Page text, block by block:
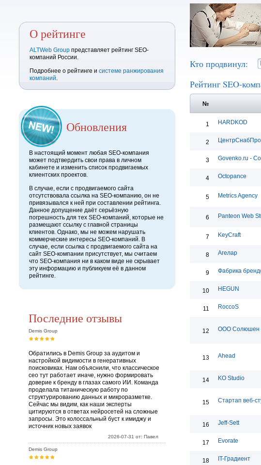
О рейтинге
ALTWeb Group представляет рейтинг SEO-
компаний России.
Подробнее о рейтинге и системе ранжирования
компаний.
Обновления
В настоящий момент любая SEO-компания
может подтвердить свои права в личном
кабинете и изменить список продвигаемых
клиентских проектов.
В случае, если с продвигаемого сайта
отсутствовала ссылка на SEO-компанию, он не
привязывался к ней при составлении рейтинга.
Данное допущение даёт серьёзную
погрешность для тех SEO-компаний, которые не
размещают ссылку с главной страницы
клиентов. Однако, мы не можем нарушать
коммерческие интересы SEO-компаний. В
случае, если ссылка с продвигаемого сайта на
сайт SEO-компании присутствует, мы считаем
что SEO-компания ни в каком виде не скрывает
эту информацию и публикуем её в данном
рейтинге.
Последние отзывы
Demis Group
Обратились в Demis Group за аудитом и
настройкой видимости в генеративных
поисковиках. Нам объяснили, что классическое
сео тут работает иначе, нужно формировать
доверие к бренду в глазах самого ИИ. Команда
проделала титаническую работу по
структурированию данных и микроразметке.
Сейчас мы видим, как наши эксперты
цитируются в ответах нейросетей на сложные
запросы. Это колоссальный буст к имиджу и
источник новых заявок
2026-07-31 от: Павел
Demis Group
Кто продвинул:
Рейтинг SEO-
№
1 HARDKOD
2
3 Govenko.ru -
4 Octopance
5 Metrics Agency
6 Panteon Web
7 KeyCraft
8 Агелар
9 Фабрика
10 HEGUN
11 RoccoS
12 ООО Солюшен
13 Ahead
14 KO Studio
15 Стартап веб-
16 Jeff-Sett
17 Evorate
18 IT-Градиент